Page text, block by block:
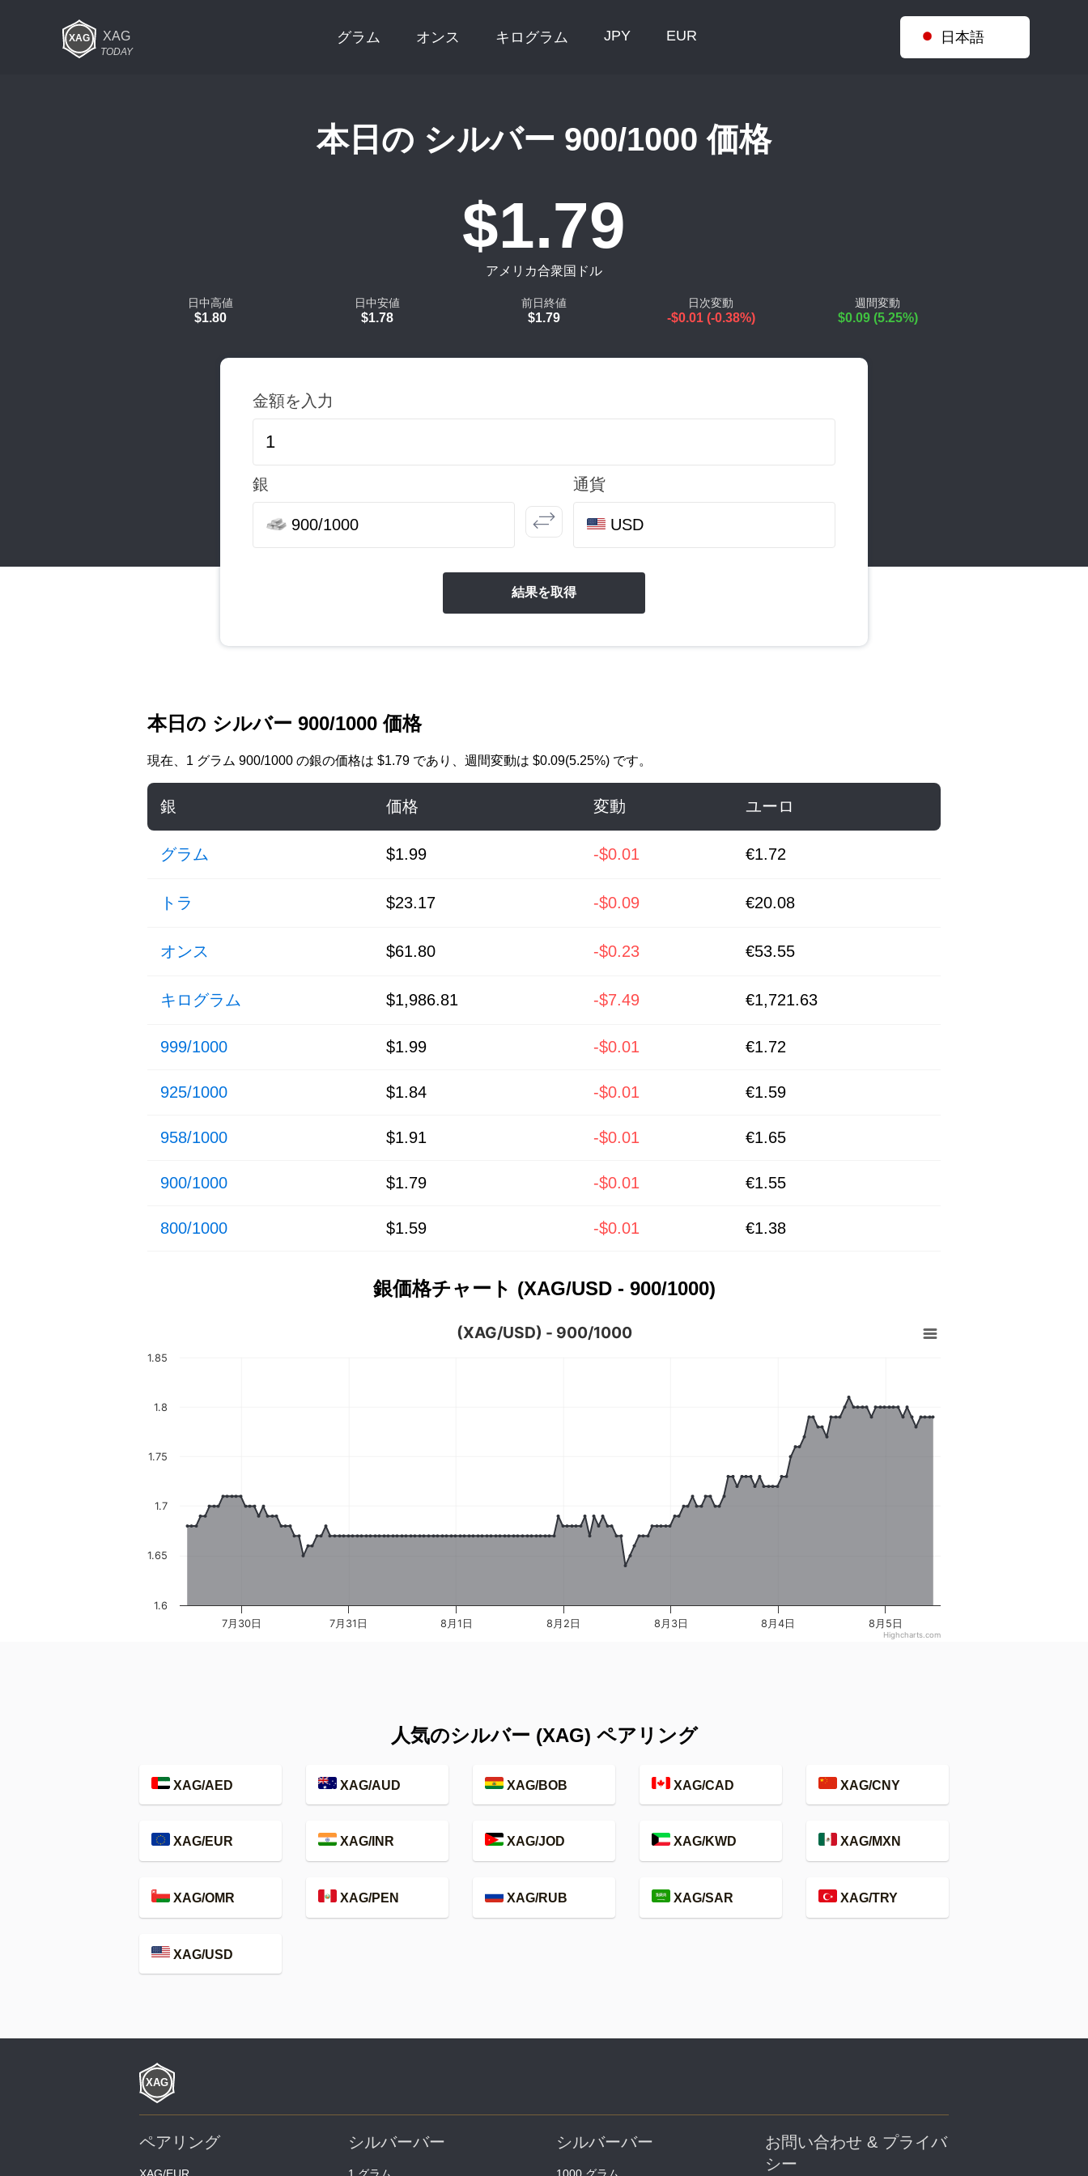
XAG
TODAY
グラム オンス キログラム JPY EUR 日本語
本日の シルバー 900/1000 価格
$1.79
アメリカ合衆国ドル
日中高値
$1.80
日中安値
$1.78
前日終値
$1.79
日次変動
-$0.01 (-0.38%)
週間変動
$0.09 (5.25%)
金額を入力
銀
900/1000
通貨
USD
結果を取得
本日の シルバー 900/1000 価格
現在、 1 グラム 900/1000 の銀の価格は $1.79 であり、週間変動は $0.09(5.25%) です。
銀 価格 変動 ユーロ
グラム $1.99 -$0.01 €1.72
トラ $23.17 -$0.09 €20.08
オンス $61.80 -$0.23 €53.55
キログラム $1,986.81 -$7.49 €1,721.63
999/1000 $1.99 -$0.01 €1.72
925/1000 $1.84 -$0.01 €1.59
958/1000 $1.91 -$0.01 €1.65
900/1000 $1.79 -$0.01 €1.55
800/1000 $1.59 -$0.01 €1.38
銀価格チャート (XAG/USD - 900/1000)
(XAG/USD) - 900/1000
7月30日 7月31日 8月1日 8月2日 8月3日 8月4日 8月5日
1.6
1.65
1.7
1.75
1.8
1.85
Highcharts.com
人気のシルバー (XAG) ペアリング
XAG/AED XAG/AUD XAG/BOB XAG/CAD XAG/CNY
XAG/EUR XAG/INR XAG/JOD XAG/KWD XAG/MXN
XAG/OMR XAG/PEN XAG/RUB XAG/SAR XAG/TRY
XAG/USD
ペアリング シルバーバー シルバーバー
お問い合わせ & プライバ
シー